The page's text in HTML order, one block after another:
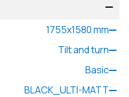
1755x1580mm
Tilt and turn
Basic
BLACK_ULTI-MATT